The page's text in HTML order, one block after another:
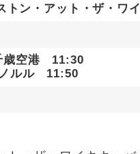
トン・アット・ザ・ワイ
空港 11:30
ルル 11:50